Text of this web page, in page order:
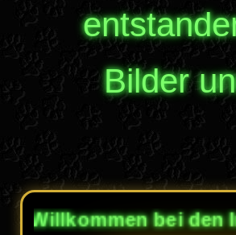
Bilder
bei den Irish Red